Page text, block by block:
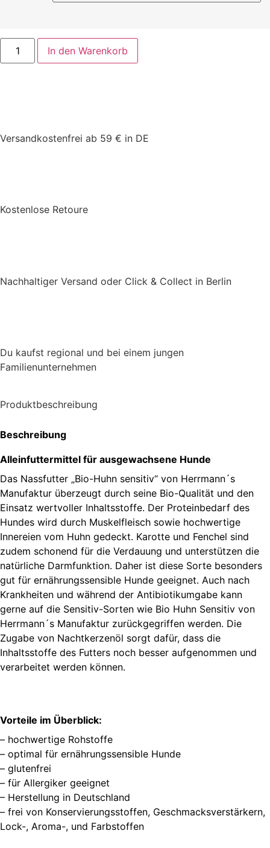
In den Warenkorb
Versandkostenfrei ab 59 € in DE
Kostenlose Retoure
Nachhaltiger Versand oder Click & Collect in Berlin
Du kaufst regional und bei einem jungen
Familienunternehmen
Produktbeschreibung
Beschreibung
Alleinfuttermittel für ausgewachsene Hunde
Das Nassfutter „Bio-Huhn sensitiv“ von Herrmann´s
Manufaktur überzeugt durch seine Bio-Qualität und den
Einsatz wertvoller Inhaltsstoffe. Der Proteinbedarf des
Hundes wird durch Muskelfleisch sowie hochwertige
Innereien vom Huhn gedeckt. Karotte und Fenchel sind
zudem schonend für die Verdauung und unterstützen die
natürliche Darmfunktion. Daher ist diese Sorte besonders
gut für ernährungssensible Hunde geeignet. Auch nach
Krankheiten und während der Antibiotikumgabe kann
gerne auf die Sensitiv-Sorten wie Bio Huhn Sensitiv von
Herrmann´s Manufaktur zurückgegriffen werden. Die
Zugabe von Nachtkerzenöl sorgt dafür, dass die
Inhaltsstoffe des Futters noch besser aufgenommen und
verarbeitet werden können.
Vorteile im Überblick:
– hochwertige Rohstoffe
– optimal für ernährungssensible Hunde
– glutenfrei
– für Allergiker geeignet
– Herstellung in Deutschland
– frei von Konservierungsstoffen, Geschmacksverstärkern,
Lock-, Aroma-, und Farbstoffen